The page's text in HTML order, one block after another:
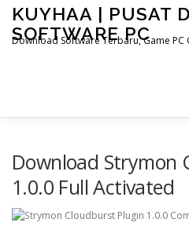
Skip
content
KUYHAA | PUSAT
SOFTWARE PC
Download Software Terbaru, Game
Download Strymon
1.0.0 Full Activated